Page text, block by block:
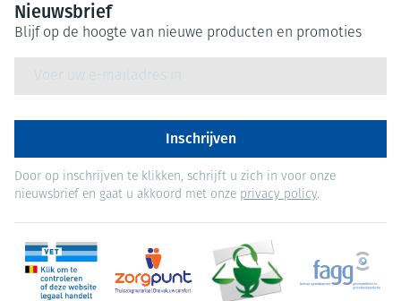
Nieuwsbrief
Blijf op de hoogte van nieuwe producten en promoties
Inschrijven
Door op inschrijven te klikken, schrijft u zich in voor onze
nieuwsbrief en gaat u akkoord met onze privacy policy.